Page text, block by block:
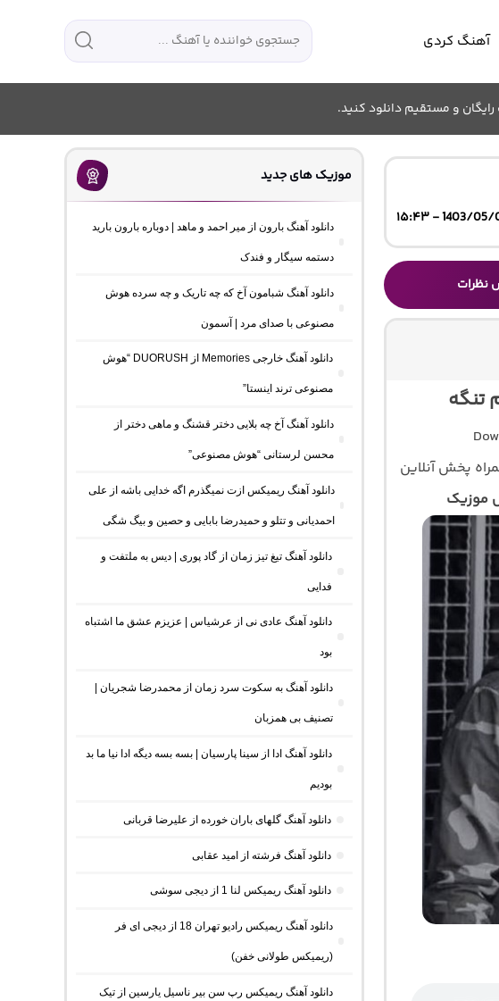
آهنگ کردی
و مستقیم دانلود کنید.
05/01 - ۱۵:۴۳
نظرات
تنگه
پخش آنلاین
موزیک های جدید
دانلود آهنگ بارون از میر احمد و ماهد | دوباره بارون بارید
دستمه سیگار و فندک
دانلود آهنگ شبامون آخ که چه تاریک و چه سرده هوش
مصنوعی با صدای مرد | آسمون
دانلود آهنگ خارجی Memories از DUORUSH “هوش
مصنوعی ترند اینستا”
دانلود آهنگ آخ چه بلایی دختر قشنگ و ماهی دختر از
محسن لرستانی “هوش مصنوعی”
دانلود آهنگ ریمیکس ازت نمیگذرم اگه خدایی باشه از علی
احمدیانی و تتلو و حمیدرضا بابایی و حصین و بیگ شگی
دانلود آهنگ تیغ تیز زمان از گاد پوری | دیس به ملتفت و
فدایی
دانلود آهنگ عادی نی از عرشیاس | عزیزم عشق ما اشتباه
بود
دانلود آهنگ به سکوت سرد زمان از محمدرضا شجریان |
تصنیف بی همزبان
دانلود آهنگ ادا از سینا پارسیان | بسه بسه دیگه ادا نیا ما بد
بودیم
دانلود آهنگ گلهای باران خورده از علیرضا قربانی
دانلود آهنگ فرشته از امید عقابی
دانلود آهنگ ریمیکس لنا 1 از دیجی سوشی
دانلود آهنگ ریمیکس رادیو تهران 18 از دیجی ای فر
(ریمیکس طولانی خفن)
دانلود آهنگ ریمیکس رپ سن بیر ناسیل یارسین از تیک